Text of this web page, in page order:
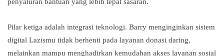
Pilar ketiga adalah integrasi teknologi. Barry menginginkan sistem
digital Lazismu tidak berhenti pada layanan donasi daring,
melainkan mampu menghadirkan kemudahan akses layanan sosial